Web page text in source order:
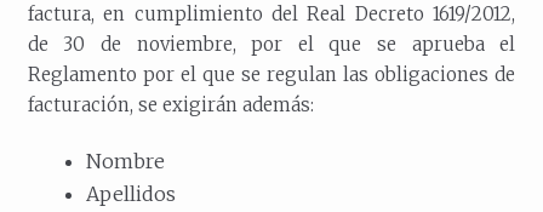
factura, en cumplimiento del Real Decreto 1619/2012,
de 30 de noviembre, por el que se aprueba el
Reglamento por el que se regulan las obligaciones de
facturación, se exigirán además:
Nombre
Apellidos